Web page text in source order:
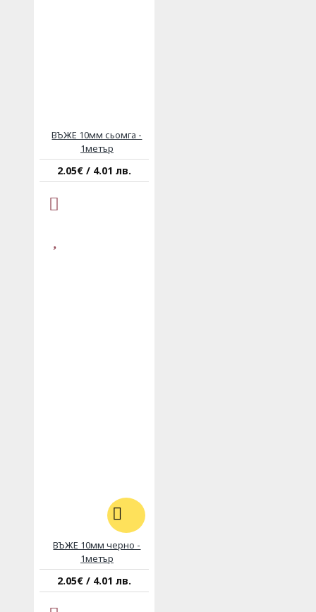
ВЪЖЕ 10мм сьомга -
1метър
2.05€ / 4.01 лв.
ВЪЖЕ 10мм черно -
1метър
2.05€ / 4.01 лв.